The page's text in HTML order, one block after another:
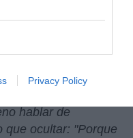
Privacy Policy
acusa al PP de
"diciendo cosas"
las auditorías
hablar de
que ocultar: "Porque